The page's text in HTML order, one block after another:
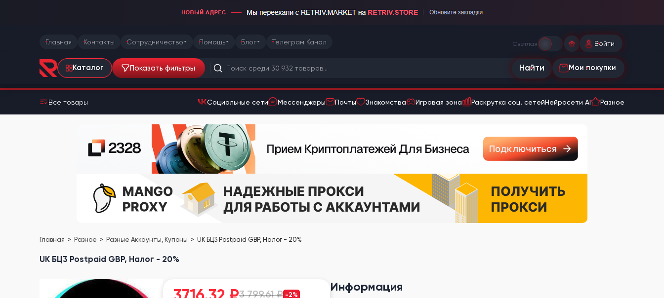
Главная Контакты Сотрудничество Помощь Блог Телеграм Канал Светлая Войти
Каталог Показать фильтры Найти Мои покупки
Все товары Социальные сети Мессенджеры Почты Знакомства Игровая зона Раскрутка соц. сетейНейросети AI Разное
Главная Разное Разные Аккаунты, Купоны UK БЦ3 Postpaid GBP, Налог - 20%
UK БЦ3 Postpaid GBP, Налог - 20%
Информация
3 799.61 ₽ -2%